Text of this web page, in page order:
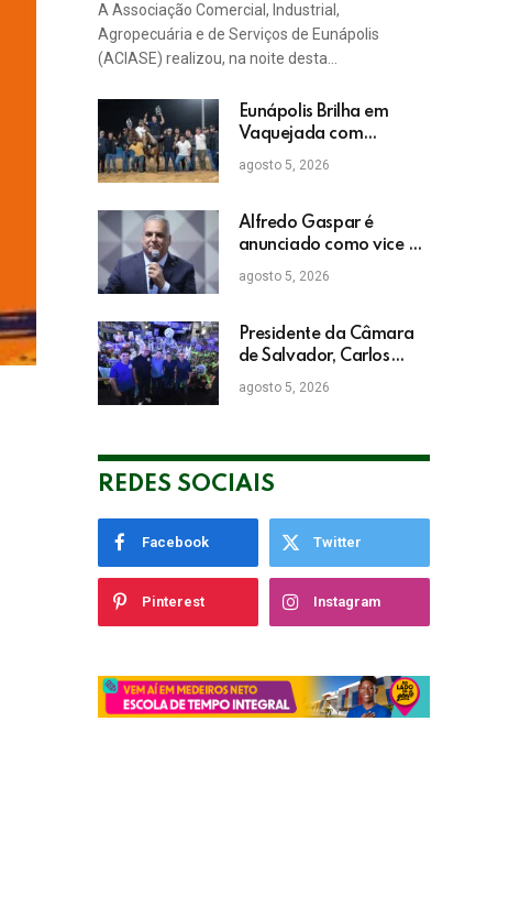
Destaque Empresarial
A Associação Comercial, Industrial,
Agropecuária e de Serviços de Eunápolis
(ACIASE) realizou, na noite desta…
Eunápolis Brilha em
Vaquejada com
Bicampeonato de
Arnaldo Guerrieri
agosto 5, 2026
Alfredo Gaspar é
anunciado como vice de
Flávio Bolsonaro
agosto 5, 2026
Presidente da Câmara
de Salvador, Carlos
Muniz confirma apoio a
ACM Neto: “Irei lutar
agosto 5, 2026
REDES SOCIAIS
Facebook Twitter
Pinterest Instagram